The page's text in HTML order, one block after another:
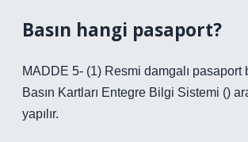
Basın hangi pasaport?
MADDE 5- (1) Resmi damgalı pasaport
Basın Kartları Entegre Bilgi Sistemi ()
yapılır.